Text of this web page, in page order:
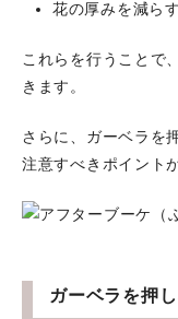
花の厚みを減ら
これらを行うことで
きます。
さらに、ガーベラを
注意すべきポイント
ガーベラを押